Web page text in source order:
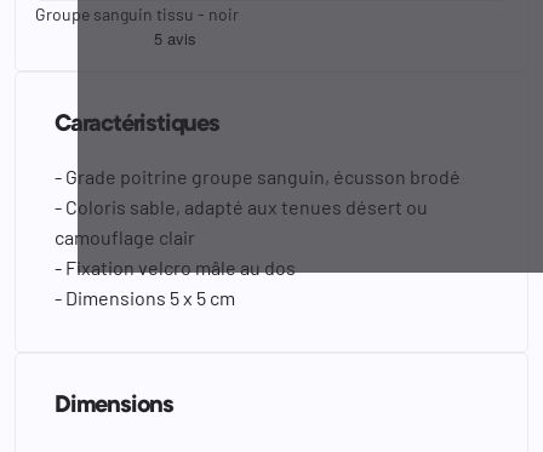
Groupe sanguin tissu - noir
Caractéristiques
- Grade poitrine groupe sanguin, écusson brodé
- Coloris sable, adapté aux tenues désert ou
camouflage clair
- Fixation velcro mâle au dos
- Dimensions 5 x 5 cm
Dimensions